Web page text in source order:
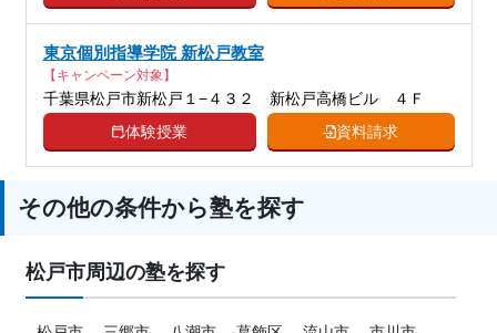
東京個別指導学院 新松戸教室
【キャンペーン対象】
千葉県松戸市新松戸１−４３２ 新松戸高橋ビル ４Ｆ
体験授業
資料請求
その他の条件から塾を探す
松戸市周辺の塾を探す